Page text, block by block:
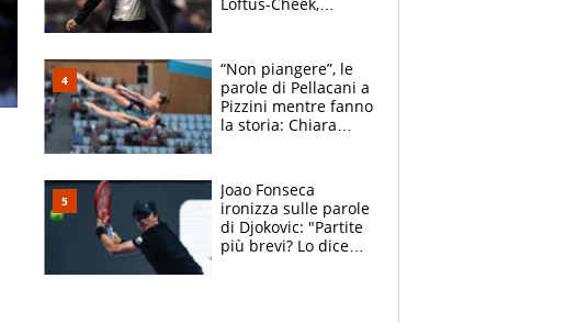
Soulè e Osorio nel
mirino
“Non piangere”, le
parole di Pellacani a
Pizzini mentre fanno
la storia: Chiara
Joao Fonseca
ironizza sulle parole
di Djokovic: "Partite
più brevi? Lo dice